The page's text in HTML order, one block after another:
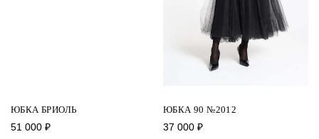
ЮБКА БРИОЛЬ
51 000 ₽
ЮБКА 90 №2012
37 000 ₽